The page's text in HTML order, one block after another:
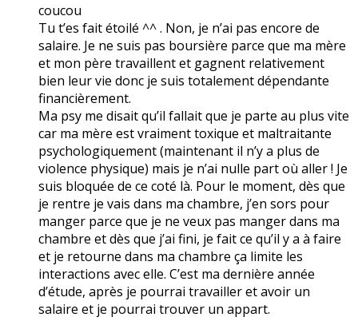
coucou
Tu t’es fait étoilé ^^ . Non, je n’ai pas encore de
salaire. Je ne suis pas boursière parce que ma mère
et mon père travaillent et gagnent relativement
bien leur vie donc je suis totalement dépendante
financièrement.
Ma psy me disait qu’il fallait que je parte au plus vite
car ma mère est vraiment toxique et maltraitante
psychologiquement (maintenant il n’y a plus de
violence physique) mais je n’ai nulle part où aller ! Je
suis bloquée de ce coté là. Pour le moment, dès que
je rentre je vais dans ma chambre, j’en sors pour
manger parce que je ne veux pas manger dans ma
chambre et dès que j’ai fini, je fait ce qu’il y a à faire
et je retourne dans ma chambre ça limite les
interactions avec elle. C’est ma dernière année
d’étude, après je pourrai travailler et avoir un
salaire et je pourrai trouver un appart.